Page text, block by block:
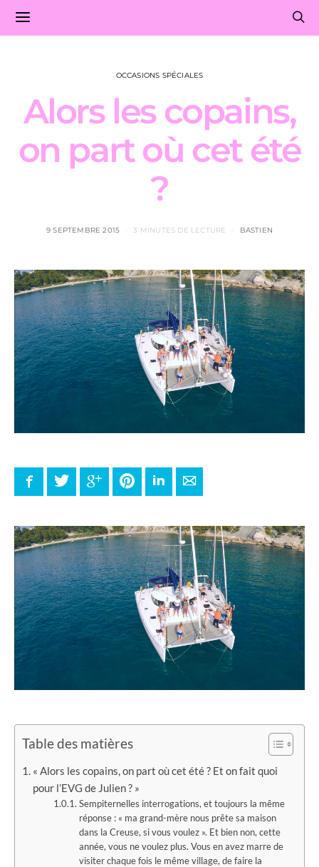
OCCASIONS SPÉCIALES
Alors les copains,
on part où cet été
?
9 SEPTEMBRE 2015 3 MINUTES DE LECTURE BASTIEN
FacebookTwitter Google+ PinterestLinkedInE-mail
Table des matières
« Alors les copains, on part où cet été ? Et on fait quoi
pour l’EVG de Julien ? »
Sempiternelles interrogations, et toujours la même
réponse : « ma grand-mère nous prête sa maison
dans la Creuse, si vous voulez ». Et bien non, cette
année, vous ne voulez plus. Vous en avez marre de
visiter chaque fois le même village, de faire la